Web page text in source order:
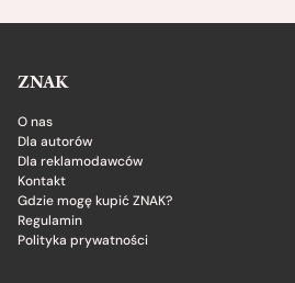
ZNAK
O nas
Dla autorów
Dla reklamodawców
Kontakt
Gdzie mogę kupić ZNAK?
Regulamin
Polityka prywatności